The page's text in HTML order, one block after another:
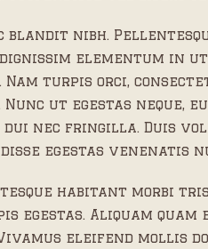
blandit nibh.
elementum in
Nam turpis orci,
Nunc ut egestas neque,
dui nec fringilla. Duis
egestas venenatis
habitant morbi
egestas. Aliquam
eleifend mollis